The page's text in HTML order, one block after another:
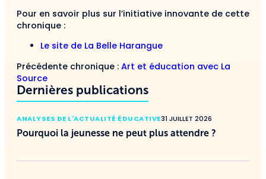
Pour en savoir plus sur l’initiative innovante de cette
chronique :
Le site de La Belle Harangue
Précédente chronique : Art et éducation avec La
Source
Dernières publications
ANALYSES DE L'ACTUALITÉ ÉDUCATIVE31 JUILLET 2026
Pourquoi la jeunesse ne peut plus attendre ?